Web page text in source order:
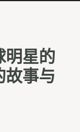
明星的
故事与